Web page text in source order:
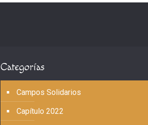
Categorías
Campos Solidarios
Capítulo 2022